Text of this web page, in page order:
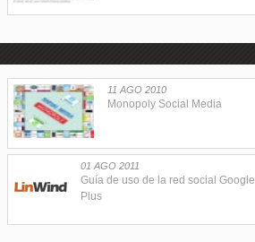
11 AGO 2010
Monopoly Social Media
01 AGO 2011
Guía de uso de la red social Google
Plus